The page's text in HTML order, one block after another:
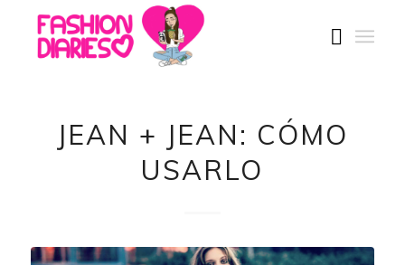
JEAN + JEAN: CÓMO
USARLO